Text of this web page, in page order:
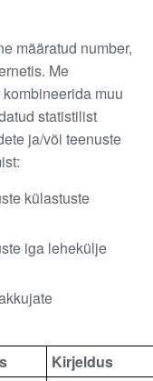
määratud number,
Me
muu
statistilist
ja/või teenuste
külastuste
iga lehekülje
Kirjeldus